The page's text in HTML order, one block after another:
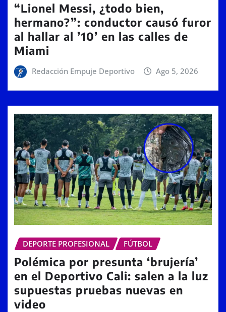
“Lionel Messi, ¿todo bien,
hermano?”: conductor causó furor
al hallar al ’10’ en las calles de
Miami
Redacción Empuje Deportivo Ago 5, 2026
DEPORTE PROFESIONAL FÚTBOL
Polémica por presunta ‘brujería’
en el Deportivo Cali: salen a la luz
supuestas pruebas nuevas en
video